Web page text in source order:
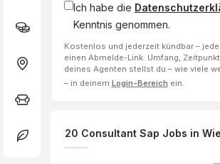
Ich habe die
Kenntnis genommen.
Kostenlos und jederzeit kündbar –
einen Abmelde-Link. Umfang,
deines Agenten stellst du – wie viele
– in deinem Login-Bereich ein.
20 Consultant Sap Jobs in